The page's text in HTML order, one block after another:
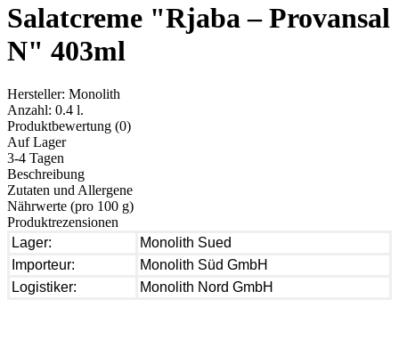
Salatcreme "Rjaba – Provansal
N" 403ml
Hersteller: Monolith
Anzahl: 0.4 l.
Produktbewertung (0)
Auf Lager
3-4 Tagen
Beschreibung
Zutaten und Allergene
Nährwerte (pro 100 g)
Produktrezensionen
Lager:
Monolith Sued
Importeur:
Monolith Süd GmbH
Logistiker:
Monolith Nord GmbH